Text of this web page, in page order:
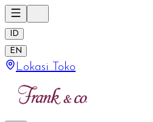
ID
EN
Lokasi Toko